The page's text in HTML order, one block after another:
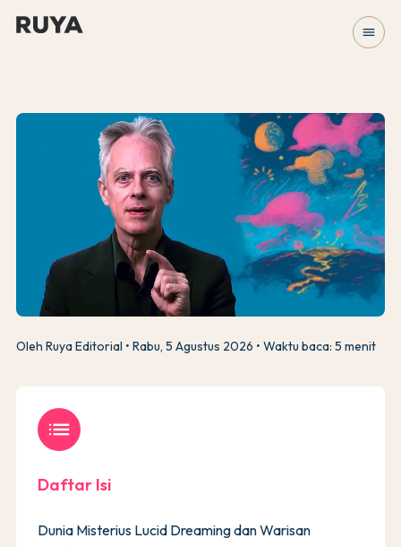
menu
Oleh Ruya Editorial Rabu, 5 Agustus 2026 Waktu baca: 5 menit
list
Daftar Isi
Dunia Misterius Lucid Dreaming dan Warisan